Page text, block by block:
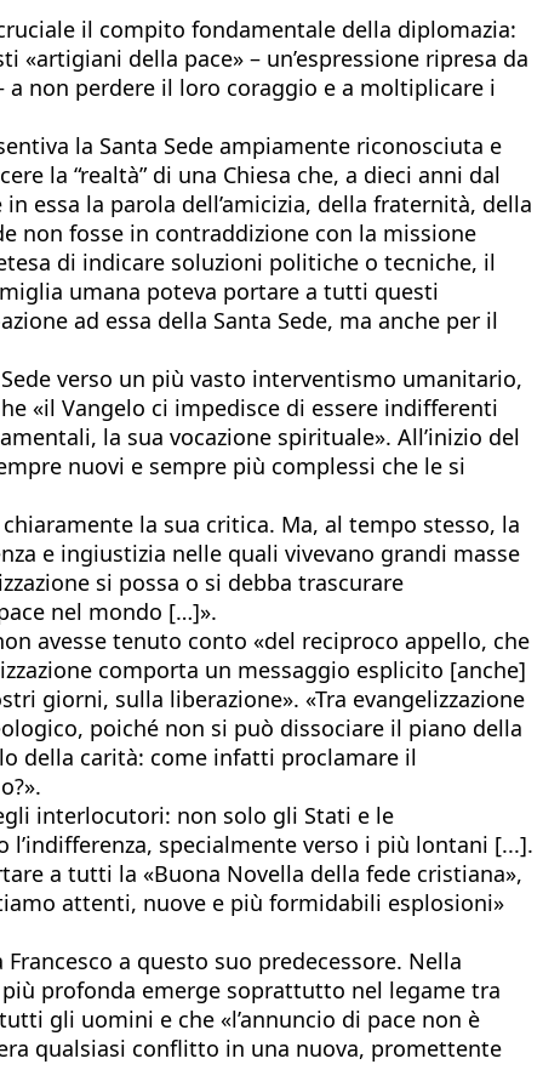
il compito fondamentale della diplomazia:
della pace» – un’espressione ripresa da
non perdere il loro coraggio e a moltiplicare i
la Santa Sede ampiamente riconosciuta e
la “realtà” di una Chiesa che, a dieci anni dal
essa la parola dell’amicizia, della fraternità, della
non fosse in contraddizione con la missione
di indicare soluzioni politiche o tecniche, il
umana poteva portare a tutti questi
ad essa della Santa Sede, ma anche per il
verso un più vasto interventismo umanitario,
«il Vangelo ci impedisce di essere indifferenti
la sua vocazione spirituale». All’inizio del
nuovi e sempre più complessi che le si
la sua critica. Ma, al tempo stesso, la
e ingiustizia nelle quali vivevano grandi masse
si possa o si debba trascurare
nel mondo […]».
avesse tenuto conto «del reciproco appello, che
comporta un messaggio esplicito [anche]
giorni, sulla liberazione». «Tra evangelizzazione
poiché non si può dissociare il piano della
della carità: come infatti proclamare il
interlocutori: non solo gli Stati e le
specialmente verso i più lontani [...].
a tutti la «Buona Novella della fede cristiana»,
attenti, nuove e più formidabili esplosioni»
a questo suo predecessore. Nella
profonda emerge soprattutto nel legame tra
gli uomini e che «l’annuncio di pace non è
qualsiasi conflitto in una nuova, promettente